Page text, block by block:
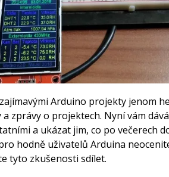
Arduino projekty jenom
zprávy o projektech. Nyní vám
a ukázat jim, co po večerech
hodně uživatelů Arduina
tyto zkušenosti sdílet.